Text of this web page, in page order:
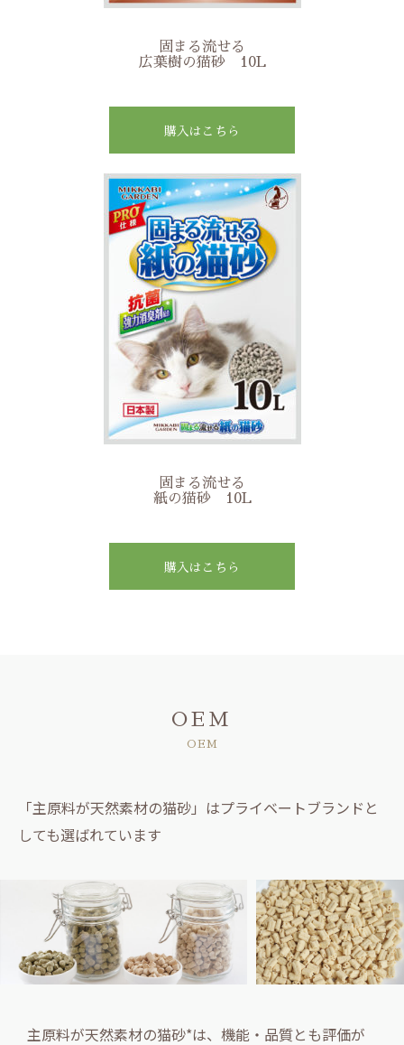
固まる流せる
広葉樹の猫砂 10L
購入はこちら
固まる流せる
紙の猫砂 10L
購入はこちら
OEM
OEM
「主原料が天然素材の猫砂」はプライベートブランドと
しても選ばれています
主原料が天然素材の猫砂*は、機能・品質とも評価が